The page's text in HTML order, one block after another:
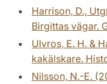
Harrison, D.,
Birgittas vägar.
Ulvros, E. H. &
kakälskare.
Nilsson, N.-E.